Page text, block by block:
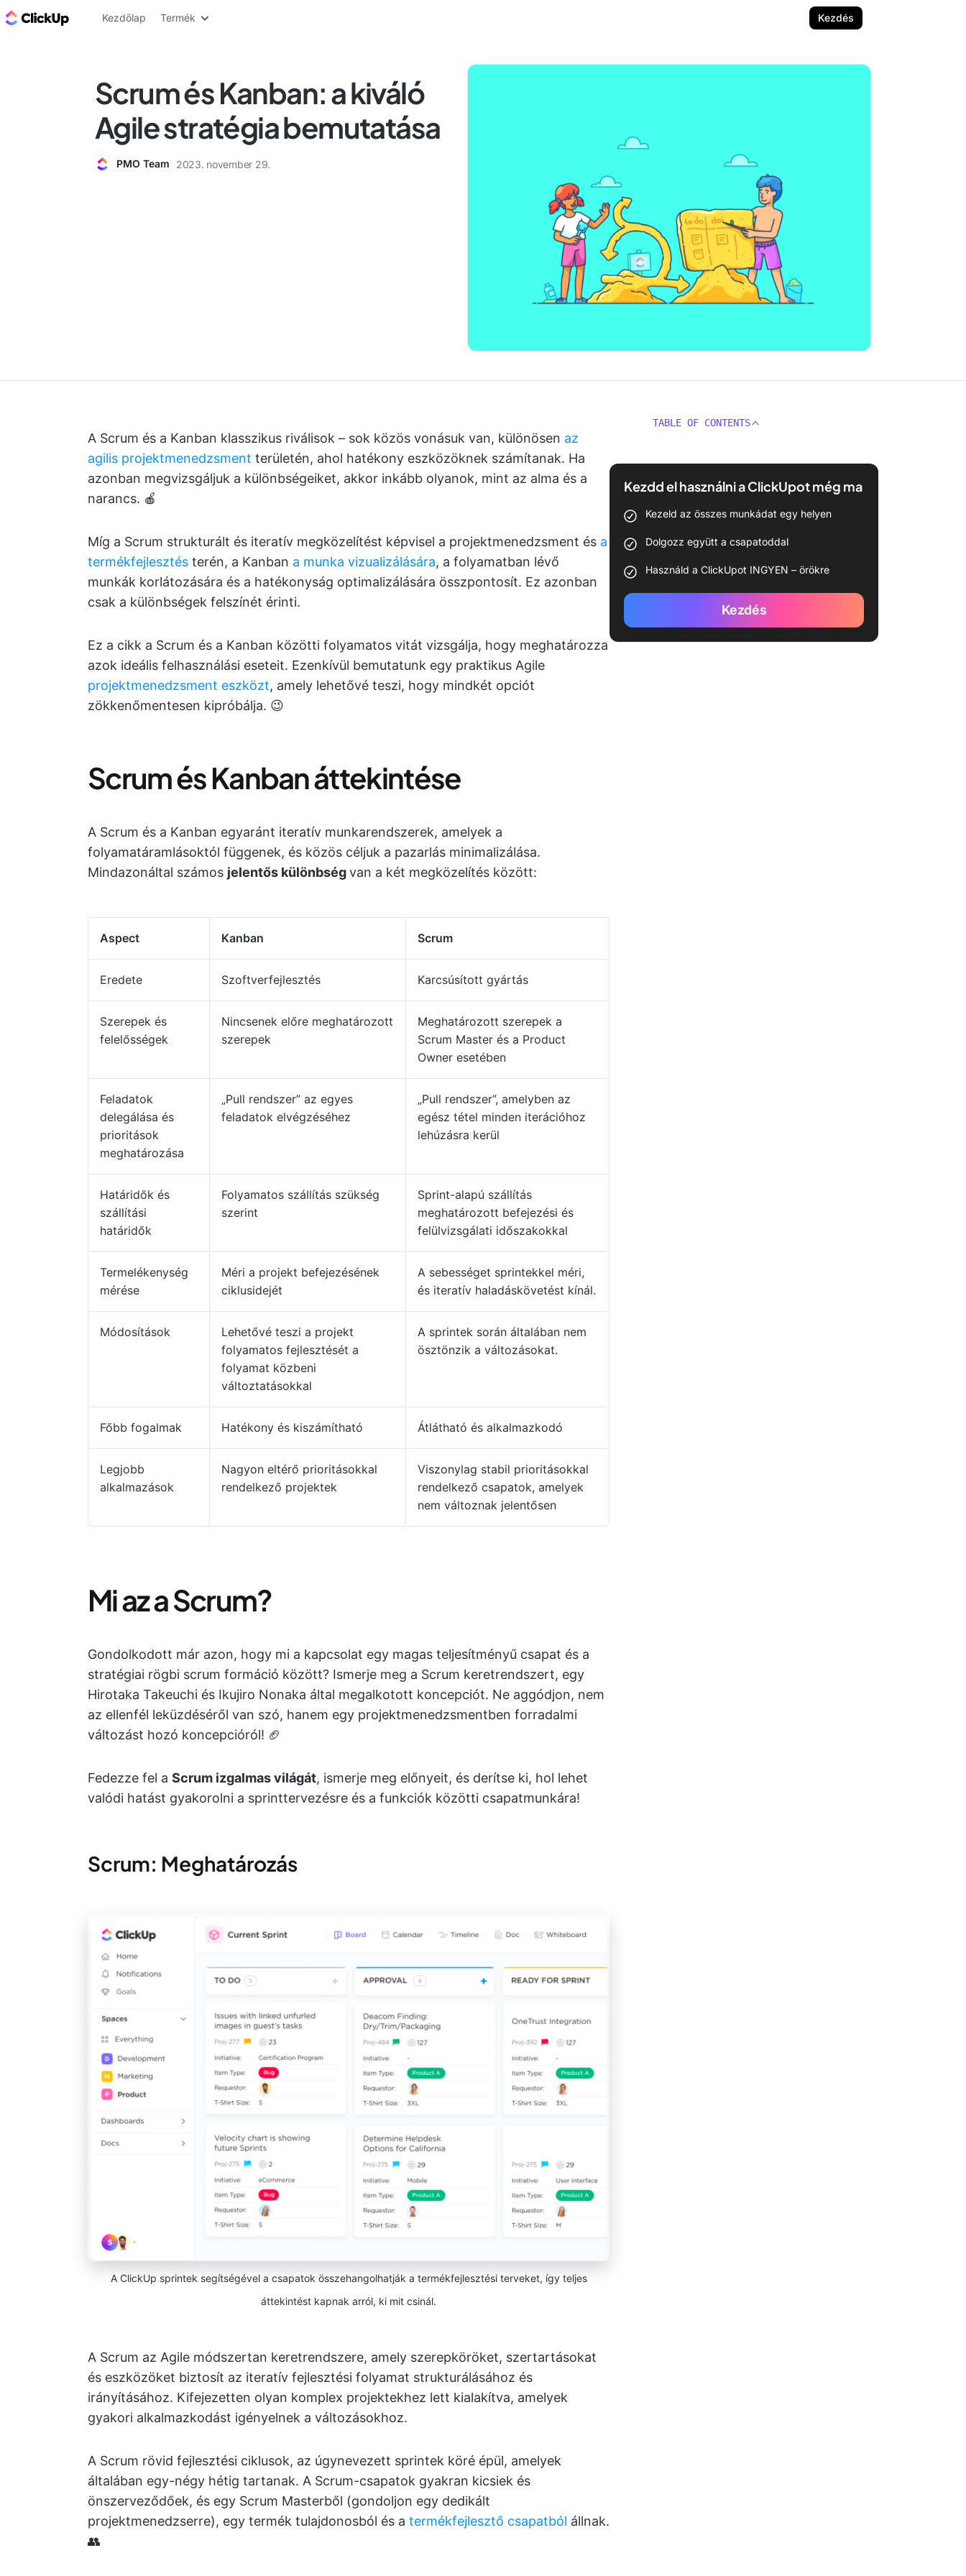
ClickUp blog
Kezdőlap Termék Kezdés
Scrum és Kanban: a kiváló
Agile stratégia bemutatása
PMO Team 2023. november 29.
A Scrum és a Kanban klasszikus riválisok – sok közös vonásuk van, különösen az
agilis projektmenedzsment területén, ahol hatékony eszközöknek számítanak. Ha
azonban megvizsgáljuk a különbségeiket, akkor inkább olyanok, mint az alma és a
narancs. 🍎
Míg a Scrum strukturált és iteratív megközelítést képvisel a projektmenedzsment és a
termékfejlesztés terén, a Kanban a munka vizualizálására, a folyamatban lévő
munkák korlátozására és a hatékonyság optimalizálására összpontosít. Ez azonban
csak a különbségek felszínét érinti.
Ez a cikk a Scrum és a Kanban közötti folyamatos vitát vizsgálja, hogy meghatározza
azok ideális felhasználási eseteit. Ezenkívül bemutatunk egy praktikus Agile
projektmenedzsment eszközt, amely lehetővé teszi, hogy mindkét opciót
zökkenőmentesen kipróbálja. 😉
Scrum és Kanban áttekintése
A Scrum és a Kanban egyaránt iteratív munkarendszerek, amelyek a
folyamatáramlásoktól függenek, és közös céljuk a pazarlás minimalizálása.
Mindazonáltal számos jelentős különbségvan a két megközelítés között:
Aspect Kanban Scrum
Eredete Szoftverfejlesztés Karcsúsított gyártás
Szerepek és
felelősségek
Nincsenek előre meghatározott
szerepek
Meghatározott szerepek a
Scrum Master és a Product
Owner esetében
Feladatok
delegálása és
prioritások
meghatározása
„Pull rendszer” az egyes
feladatok elvégzéséhez
„Pull rendszer”, amelyben az
egész tétel minden iterációhoz
lehúzásra kerül
Határidők és
szállítási
határidők
Folyamatos szállítás szükség
szerint
Sprint-alapú szállítás
meghatározott befejezési és
felülvizsgálati időszakokkal
Termelékenység
mérése
Méri a projekt befejezésének
ciklusidejét
A sebességet sprintekkel méri,
és iteratív haladáskövetést kínál.
Módosítások
Lehetővé teszi a projekt
folyamatos fejlesztését a
folyamat közbeni
változtatásokkal
A sprintek során általában nem
ösztönzik a változásokat.
Főbb fogalmak Hatékony és kiszámítható Átlátható és alkalmazkodó
Legjobb
alkalmazások
Nagyon eltérő prioritásokkal
rendelkező projektek
Viszonylag stabil prioritásokkal
rendelkező csapatok, amelyek
nem változnak jelentősen
Mi az a Scrum?
Gondolkodott már azon, hogy mi a kapcsolat egy magas teljesítményű csapat és a
stratégiai rögbi scrum formáció között? Ismerje meg a Scrum keretrendszert, egy
Hirotaka Takeuchi és Ikujiro Nonaka által megalkotott koncepciót. Ne aggódjon, nem
az ellenfél leküzdéséről van szó, hanem egy projektmenedzsmentben forradalmi
változást hozó koncepcióról! 🏈
Fedezze fel a Scrum izgalmas világát, ismerje meg előnyeit, és derítse ki, hol lehet
valódi hatást gyakorolni a sprinttervezésre és a funkciók közötti csapatmunkára!
Scrum: Meghatározás
A ClickUp sprintek segítségével a csapatok összehangolhatják a termékfejlesztési terveket, így teljes
áttekintést kapnak arról, ki mit csinál.
A Scrum az Agile módszertan keretrendszere, amely szerepköröket, szertartásokat
és eszközöket biztosít az iteratív fejlesztési folyamat strukturálásához és
irányításához. Kifejezetten olyan komplex projektekhez lett kialakítva, amelyek
gyakori alkalmazkodást igényelnek a változásokhoz.
A Scrum rövid fejlesztési ciklusok, az úgynevezett sprintek köré épül, amelyek
általában egy-négy hétig tartanak. A Scrum-csapatok gyakran kicsiek és
önszerveződőek, és egy Scrum Masterből (gondoljon egy dedikált
projektmenedzserre), egy termék tulajdonosból és a termékfejlesztő csapatból állnak.
👥
TABLE OF CONTENTS
Kezdd el használni a ClickUpot még ma
Kezeld az összes munkádat egy helyen
Dolgozz együtt a csapatoddal
Használd a ClickUpot INGYEN – örökre
Kezdés